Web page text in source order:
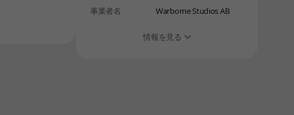
事業者名 Warborne Studios AB
情報を見る